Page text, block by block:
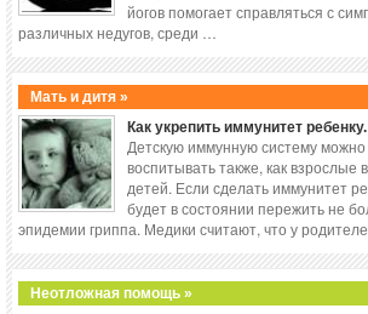
йогов помогает справляться с
различных недугов, среди …
Мать и дитя »
Как укрепить иммунитет
Детскую иммунную систему
воспитывать также, как взрослые
детей. Если сделать иммунитет
будет в состоянии пережить не
эпидемии гриппа. Медики считают, что у
Неотложная помощь »